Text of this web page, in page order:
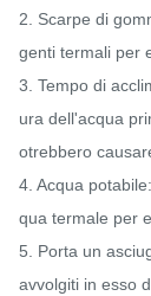
2. Scarpe di
genti termali per
3. Tempo di
ura dell'acqua
otrebbero
4. Acqua
qua termale per
5. Porta un
avvolgiti in esso